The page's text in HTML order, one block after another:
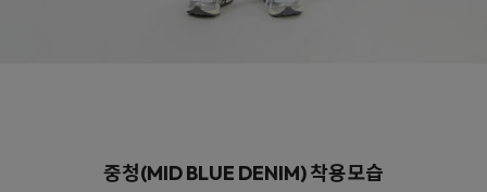
중청(MID BLUE DENIM)